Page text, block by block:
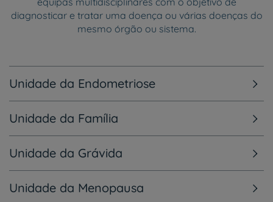
diagnosticar e tratar uma doença ou várias doenças do
mesmo órgão ou sistema.
Unidade da Endometriose
Unidade da Família
Unidade da Grávida
Unidade da Menopausa